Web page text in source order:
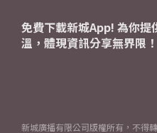
免費下載新城App! 為你提
溫，體現資訊分享無界限！
新城廣播有限公司版權所有，不得